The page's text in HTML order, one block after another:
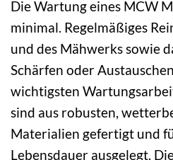
Die Wartung eines MCW
minimal. Regelmäßiges
und des Mähwerks sowie
Schärfen oder
wichtigsten
sind aus robusten,
Materialien gefertigt und
Lebensdauer ausgelegt.